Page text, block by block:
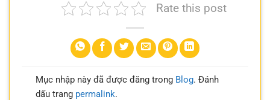
Rate this post
Mục nhập này đã được đăng trong Blog. Đánh
dấu trang permalink.